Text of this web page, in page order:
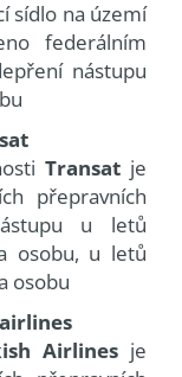
sídlo na území
federálním
nástupu
Transat je
přepravních
u letů
osobu, u letů
osobu
Airlines je